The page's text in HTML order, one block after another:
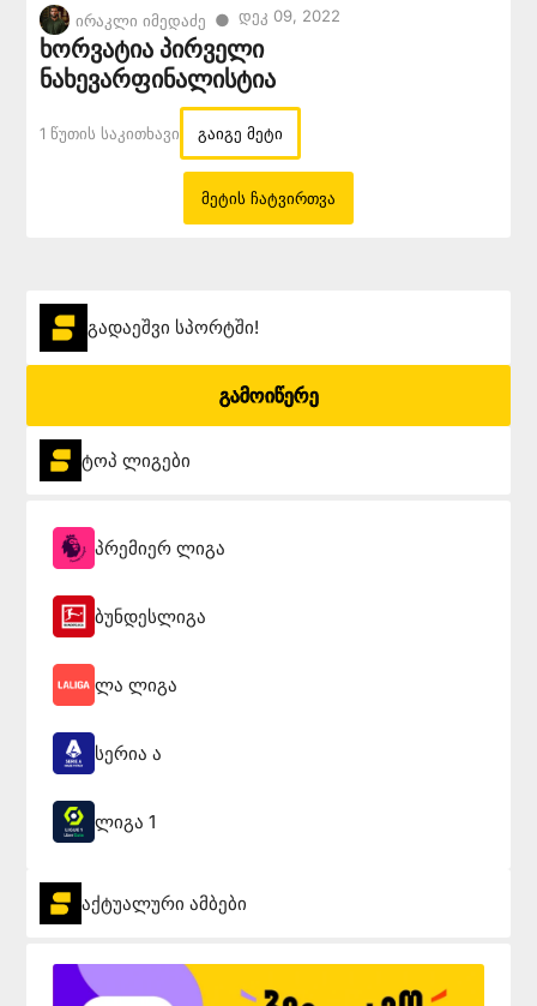
ირაკლი იმედაძე ● Დეკ 09, 2022
ხორვატია პირველი
ნახევარფინალისტია
1 Წუთის Საკითხავი გაიგე მეტი
მეტის ჩატვირთვა
გადაეშვი სპორტში!
გამოიწერე
ტოპ ლიგები
პრემიერ ლიგა
ბუნდესლიგა
ლა ლიგა
სერია ა
ლიგა 1
აქტუალური ამბები